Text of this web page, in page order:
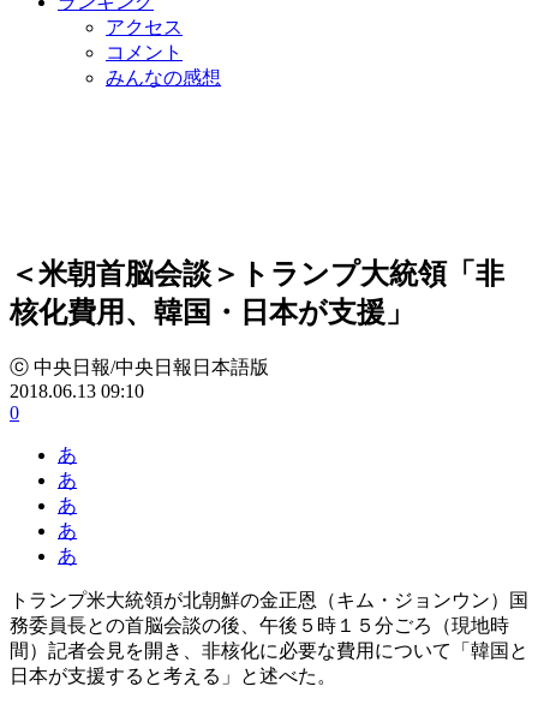
アクセス
コメント
みんなの感想
＜米朝首脳会談＞トランプ大統領「非
核化費用、韓国・日本が支援」
ⓒ 中央日報/中央日報日本語版
2018.06.13 09:10
0
あ
あ
あ
あ
あ
トランプ米大統領が北朝鮮の金正恩（キム・ジョンウン）国
務委員長との首脳会談の後、午後５時１５分ごろ（現地時
間）記者会見を開き、非核化に必要な費用について「韓国と
日本が支援すると考える」と述べた。